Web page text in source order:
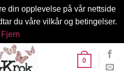
din opplevelse på vår nettside
du våre vilkår og betingelser.
Fjern
0